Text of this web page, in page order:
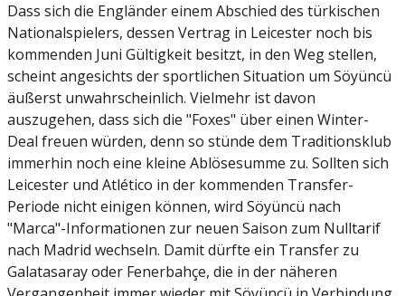
Dass sich die Engländer einem Abschied des türkischen
Nationalspielers, dessen Vertrag in Leicester noch bis
kommenden Juni Gültigkeit besitzt, in den Weg stellen,
scheint angesichts der sportlichen Situation um Söyüncü
äußerst unwahrscheinlich. Vielmehr ist davon
auszugehen, dass sich die "Foxes" über einen Winter-
Deal freuen würden, denn so stünde dem Traditionsklub
immerhin noch eine kleine Ablösesumme zu. Sollten sich
Leicester und Atlético in der kommenden Transfer-
Periode nicht einigen können, wird Söyüncü nach
"Marca"-Informationen zur neuen Saison zum Nulltarif
nach Madrid wechseln. Damit dürfte ein Transfer zu
Galatasaray oder Fenerbahçe, die in der näheren